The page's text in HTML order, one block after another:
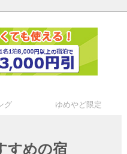
グ ゆめやど限定
すめの宿